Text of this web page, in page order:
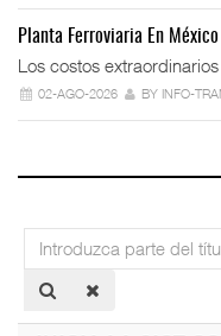
Planta Ferroviaria En México
Los costos
02-AGO-2026 BY INFO-
Introduzca
parte
del